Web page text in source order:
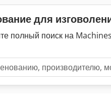
для
полный поиск на